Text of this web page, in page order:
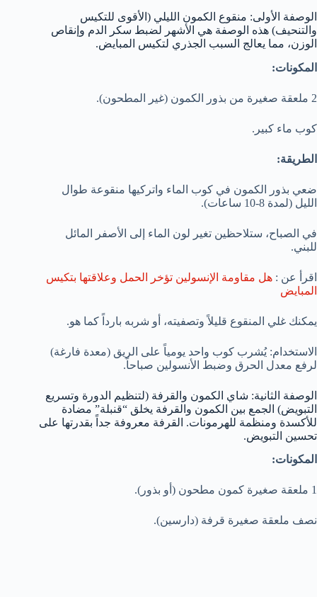
الوصفة الأولى: منقوع الكمون الليلي (الأقوى للتكيس
والتنحيف) هذه الوصفة هي الأشهر لضبط سكر الدم وإنقاص
الوزن، مما يعالج السبب الجذري لتكيس المبايض.
المكونات:
2 ملعقة صغيرة من بذور الكمون (غير المطحون).
كوب ماء كبير.
الطريقة:
ضعي بذور الكمون في كوب الماء واتركيها منقوعة طوال
الليل (لمدة 8-10 ساعات).
في الصباح، ستلاحظين تغير لون الماء إلى الأصفر المائل
للبني.
اقرأ عن : هل مقاومة الإنسولين تؤخر الحمل وعلاقتها بتكيس
المبايض
يمكنك غلي المنقوع قليلاً وتصفيته، أو شربه بارداً كما هو.
الاستخدام: يُشرب كوب واحد يومياً على الريق (معدة فارغة)
لرفع معدل الحرق وضبط الأنسولين صباحاً.
الوصفة الثانية: شاي الكمون والقرفة (لتنظيم الدورة وتسريع
التبويض) الجمع بين الكمون والقرفة يخلق “قنبلة” مضادة
للأكسدة ومنظمة للهرمونات. القرفة معروفة جداً بقدرتها على
تحسين التبويض.
المكونات:
1 ملعقة صغيرة كمون مطحون (أو بذور).
نصف ملعقة صغيرة قرفة (دارسين).